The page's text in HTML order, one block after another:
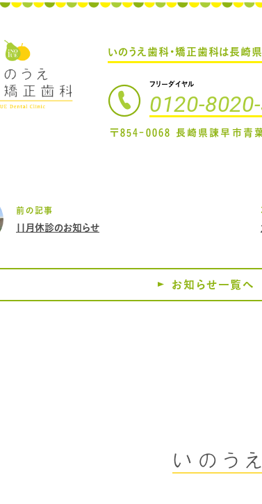
いのうえ歯科・矯正歯科は長崎
フリーダイヤル
0120-
〒854-0068 長崎県諫早市青
前の記事
11月休診のお知らせ
お知らせ一覧へ